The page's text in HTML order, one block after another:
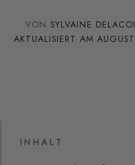
VON SYLVAINE
AKTUALISIERT AM
INHALT